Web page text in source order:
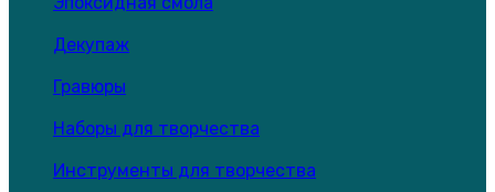
Декупаж
Гравюры
Наборы для творчества
Инструменты для творчества